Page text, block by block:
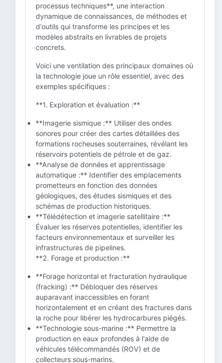
processus techniques**, une interaction
dynamique de connaissances, de méthodes et
d'outils qui transforme les principes et les
modèles abstraits en livrables de projets
concrets.
Voici une ventilation des principaux domaines où
la technologie joue un rôle essentiel, avec des
exemples spécifiques :
**1. Exploration et évaluation :**
**Imagerie sismique :** Utiliser des ondes
sonores pour créer des cartes détaillées des
formations rocheuses souterraines, révélant les
réservoirs potentiels de pétrole et de gaz.
**Analyse de données et apprentissage
automatique :** Identifier des emplacements
prometteurs en fonction des données
géologiques, des études sismiques et des
schémas de production historiques.
**Télédétection et imagerie satellitaire :**
Évaluer les réserves potentielles, identifier les
facteurs environnementaux et surveiller les
infrastructures de pipelines.
**2. Forage et production :**
**Forage horizontal et fracturation hydraulique
(fracking) :** Débloquer des réserves
auparavant inaccessibles en forant
horizontalement et en créant des fractures dans
la roche pour libérer les hydrocarbures piégés.
**Technologie sous-marine :** Permettre la
production en eaux profondes à l'aide de
véhicules télécommandés (ROV) et de
collecteurs sous-marins.